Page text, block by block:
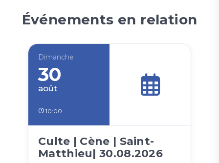
Événements en relation
Dimanche
30
août
10:00
Culte | Cène | Saint-
Matthieu| 30.08.2026